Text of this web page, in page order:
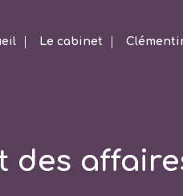
Le cabinet
des